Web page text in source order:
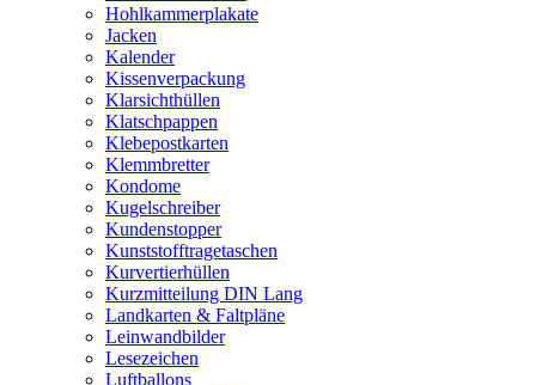
Hohlkammerplakate
Jacken
Kalender
Kissenverpackung
Klarsichthüllen
Klatschpappen
Klebepostkarten
Klemmbretter
Kondome
Kugelschreiber
Kundenstopper
Kunststofftragetaschen
Kurvertierhüllen
Kurzmitteilung DIN Lang
Landkarten & Faltpläne
Leinwandbilder
Lesezeichen
Luftballons